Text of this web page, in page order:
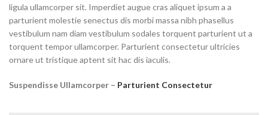
ligula ullamcorper sit. Imperdiet augue cras aliquet ipsum a a
parturient molestie senectus dis morbi massa nibh phasellus
vestibulum nam diam vestibulum sodales torquent parturient ut a
torquent tempor ullamcorper. Parturient consectetur ultricies
ornare ut tristique aptent sit hac dis iaculis.
Suspendisse Ullamcorper – Parturient Consectetur